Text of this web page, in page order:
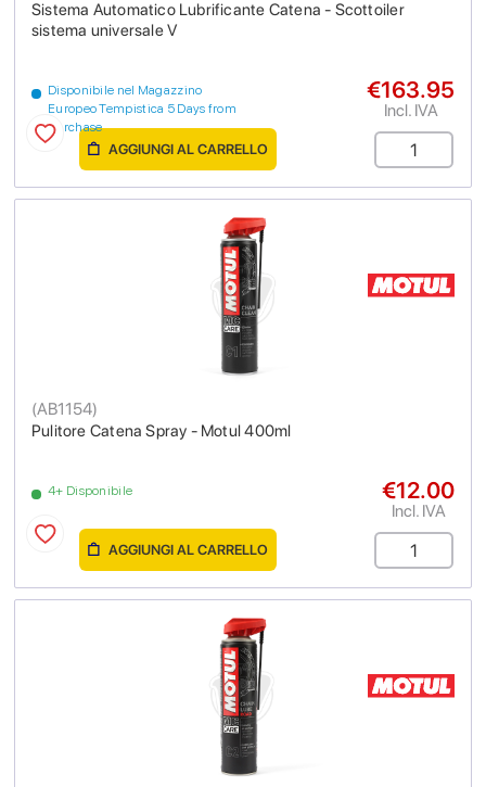
Sistema Automatico Lubrificante Catena - Scottoiler
sistema universale V
Disponibile nel Magazzino
Europeo Tempistica 5 Days from
purchase
€163.95
Incl. IVA
AGGIUNGI AL CARRELLO
Pulitore Catena Spray - Motul 400ml
(AB1154)
4+ Disponibile €12.00
Incl. IVA
AGGIUNGI AL CARRELLO